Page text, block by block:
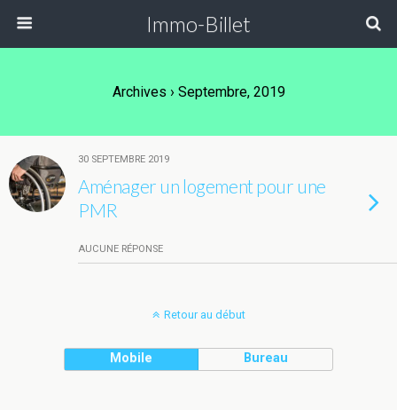
Immo-Billet
Archives › Septembre, 2019
30 SEPTEMBRE 2019
Aménager un logement pour une
PMR
AUCUNE RÉPONSE
Retour au début
Mobile Bureau